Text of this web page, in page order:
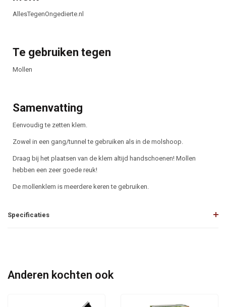
AllesTegenOngedierte.nl
Te gebruiken tegen
Mollen
Samenvatting
Eenvoudig te zetten klem.
Zowel in een gang/tunnel te gebruiken als in de molshoop.
Draag bij het plaatsen van de klem altijd handschoenen! Mollen
hebben een zeer goede reuk!
De mollenklem is meerdere keren te gebruiken.
Specificaties
Anderen kochten ook